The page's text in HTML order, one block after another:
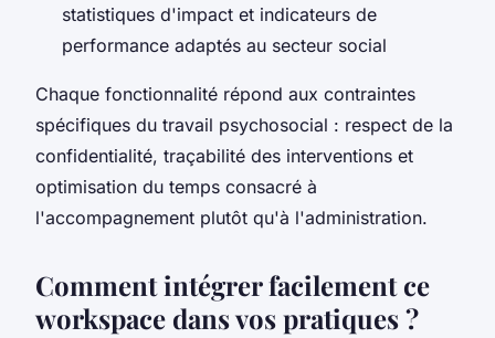
statistiques d'impact et indicateurs de
performance adaptés au secteur social
Chaque fonctionnalité répond aux contraintes
spécifiques du travail psychosocial : respect de la
confidentialité, traçabilité des interventions et
optimisation du temps consacré à
l'accompagnement plutôt qu'à l'administration.
Comment intégrer facilement ce
workspace dans vos pratiques ?